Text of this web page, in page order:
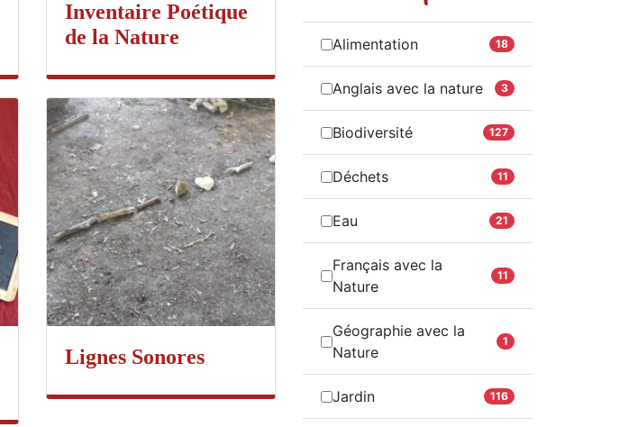
Inventaire Poétique
de la Nature
Lignes Sonores
Alimentation 18
Anglais avec la nature 3
Biodiversité 127
Déchets 11
Eau 21
Français avec la
Nature
11
Géographie avec la
Nature
1
Jardin 116